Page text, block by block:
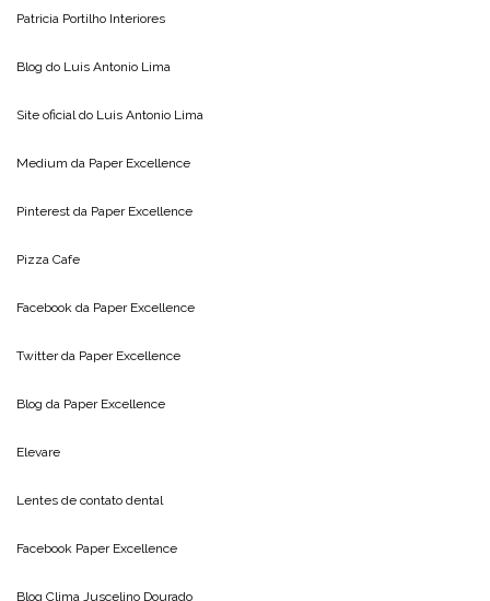
Patricia Portilho Interiores
Blog do Luis Antonio Lima
Site oficial do Luis Antonio Lima
Medium da Paper Excellence
Pinterest da Paper Excellence
Pizza Cafe
Facebook da Paper Excellence
Twitter da Paper Excellence
Blog da Paper Excellence
Elevare
Lentes de contato dental
Facebook Paper Excellence
Blog Clima Juscelino Dourado